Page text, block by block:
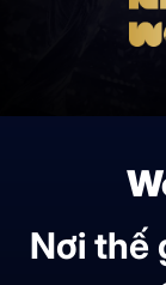
Nơi thế